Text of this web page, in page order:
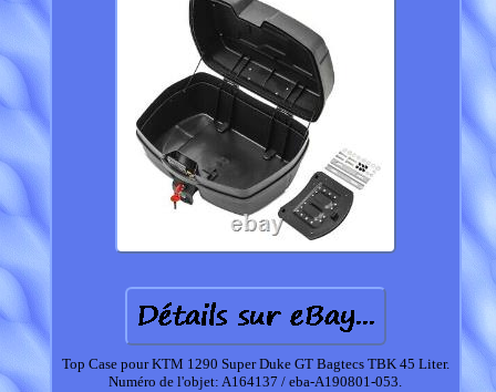
Top Case pour KTM 1290 Super Duke GT Bagtecs TBK 45 Liter.
Numéro de l'objet: A164137 / eba-A190801-053.